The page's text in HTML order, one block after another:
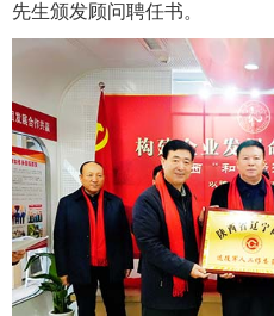
先生颁发顾问聘任书。